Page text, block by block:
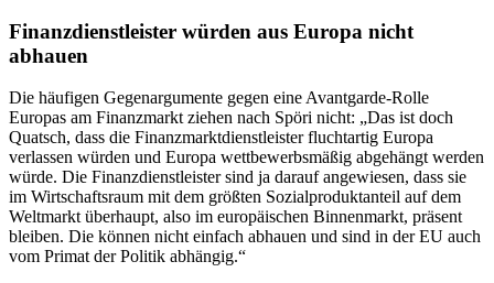
Finanzdienstleister würden aus Europa nicht
abhauen
Die häufigen Gegenargumente gegen eine Avantgarde-Rolle
Europas am Finanzmarkt ziehen nach Spöri nicht: „Das ist doch
Quatsch, dass die Finanzmarktdienstleister fluchtartig Europa
verlassen würden und Europa wettbewerbsmäßig abgehängt werden
würde. Die Finanzdienstleister sind ja darauf angewiesen, dass sie
im Wirtschaftsraum mit dem größten Sozialproduktanteil auf dem
Weltmarkt überhaupt, also im europäischen Binnenmarkt, präsent
bleiben. Die können nicht einfach abhauen und sind in der EU auch
vom Primat der Politik abhängig.“